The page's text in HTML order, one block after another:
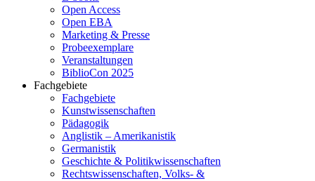
Open Access
Open EBA
Marketing & Presse
Probeexemplare
Veranstaltungen
BiblioCon 2025
Fachgebiete
Fachgebiete
Kunstwissenschaften
Pädagogik
Anglistik – Amerikanistik
Germanistik
Geschichte & Politikwissenschaften
Rechtswissenschaften, Volks- &